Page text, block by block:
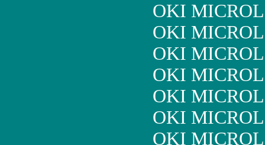
OKI
OKI
OKI
OKI
OKI
OKI
OKI